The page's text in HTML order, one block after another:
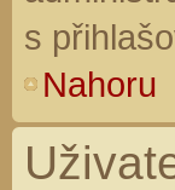
s
Nahoru